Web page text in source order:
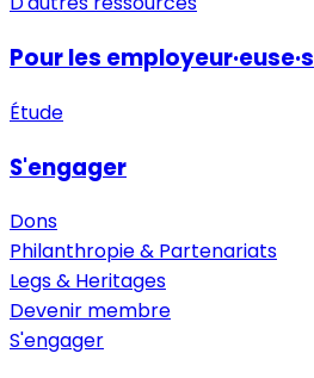
Pour les employeur·euse·s
Étude
S'engager
Dons
Philanthropie & Partenariats
Legs & Heritages
Devenir membre
S'engager